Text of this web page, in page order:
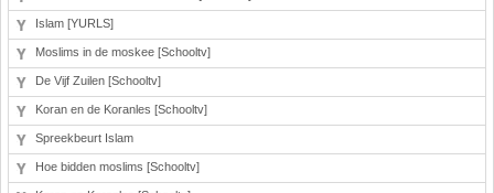
Islam [YURLS]
Moslims in de moskee [Schooltv]
De Vijf Zuilen [Schooltv]
Koran en de Koranles [Schooltv]
Spreekbeurt Islam
Hoe bidden moslims [Schooltv]